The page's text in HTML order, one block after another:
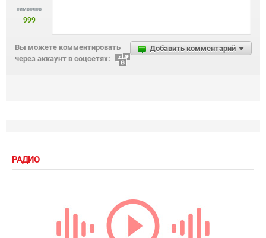
символов
999
Добавить комментарий
Вы можете комментировать
через аккаунт в соцсетях:
РАДИО